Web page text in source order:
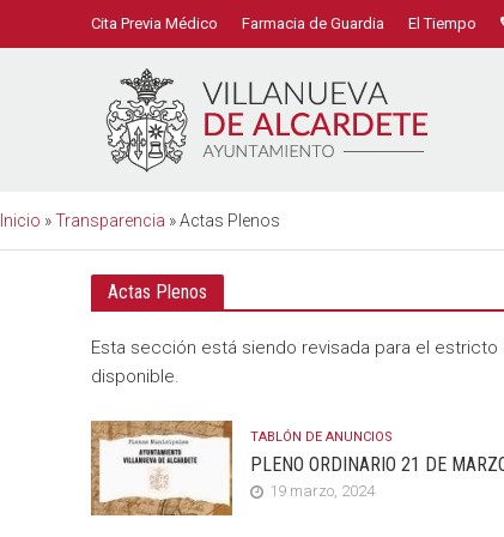
Cita Previa Médico Farmacia de Guardia El Tiempo
Inicio »Transparencia »Actas Plenos
Actas Plenos
Esta sección está siendo revisada para el
disponible.
TABLÓN DE ANUNCIOS
PLENO ORDINARIO 21 DE
19 marzo, 2024